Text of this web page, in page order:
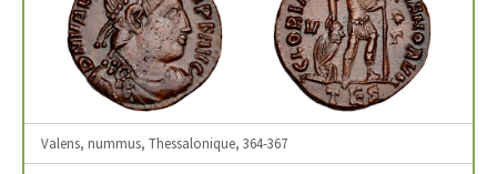
Valens, nummus, Thessalonique, 364-367